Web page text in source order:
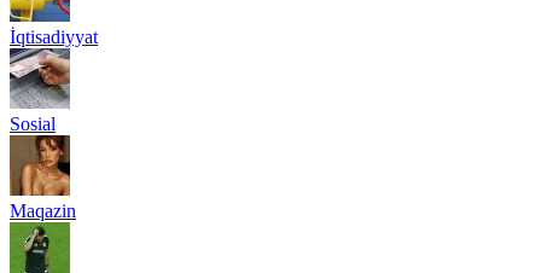
İqtisadiyyat
Sosial
Maqazin